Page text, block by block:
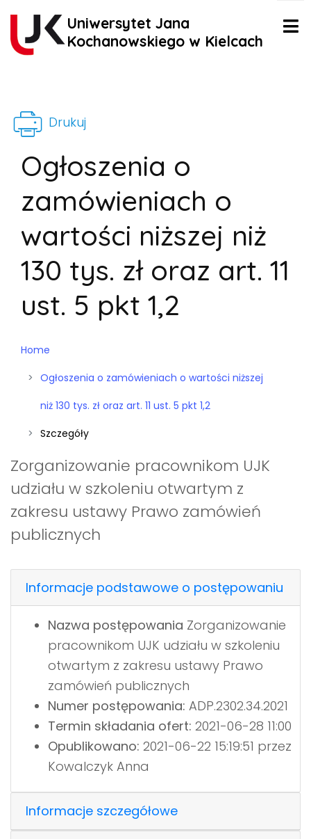
Uniwersytet Jana
Kochanowskiego w Kielcach
Drukuj
Ogłoszenia o
zamówieniach o
wartości niższej niż
130 tys. zł oraz art. 11
ust. 5 pkt 1,2
Home
Ogłoszenia o zamówieniach o wartości niższej
niż 130 tys. zł oraz art. 11 ust. 5 pkt 1,2
Szczegóły
Zorganizowanie pracownikom UJK
udziału w szkoleniu otwartym z
zakresu ustawy Prawo zamówień
publicznych
Informacje podstawowe o postępowaniu
Nazwa postępowania Zorganizowanie
pracownikom UJK udziału w szkoleniu
otwartym z zakresu ustawy Prawo
zamówień publicznych
Numer postępowania: ADP.2302.34.2021
Termin składania ofert: 2021-06-28 11:00
Opublikowano: 2021-06-22 15:19:51 przez
Kowalczyk Anna
Informacje szczegółowe